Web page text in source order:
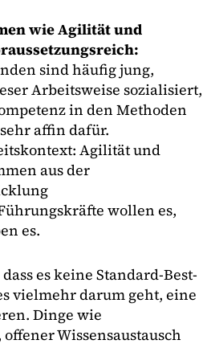
wie Agilität und
sind häufig jung,
Arbeitsweise sozialisiert,
in den Methoden
affin dafür.
Agilität und
aus der
wollen es,
es.
es keine Standard-Best-
vielmehr darum geht, eine
Dinge wie
Wissensaustausch